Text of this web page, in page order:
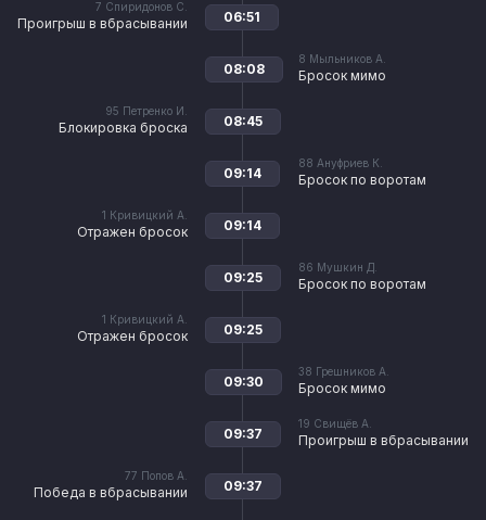
7 Спиридонов С.
Проигрыш в вбрасывании 06:51
8 Мыльников А.
Бросок мимо
08:08
95 Петренко И.
Блокировка броска 08:45
88 Ануфриев К.
Бросок по воротам
09:14
1 Кривицкий А.
Отражен бросок 09:14
86 Мушкин Д.
Бросок по воротам
09:25
1 Кривицкий А.
Отражен бросок 09:25
38 Грешников А.
Бросок мимо
09:30
19 Свищёв А.
Проигрыш в вбрасывании
09:37
77 Попов А.
Победа в вбрасывании 09:37